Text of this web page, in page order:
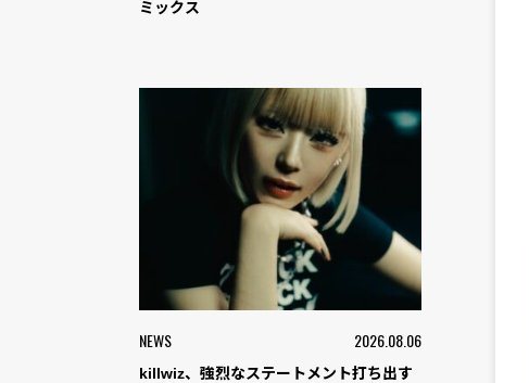
ミックス
NEWS 2026.08.06
killwiz、強烈なステートメント打ち出す